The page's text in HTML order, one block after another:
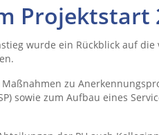
Projektstart
wurde ein Rückblick auf
zu
sowie zum Aufbau eines